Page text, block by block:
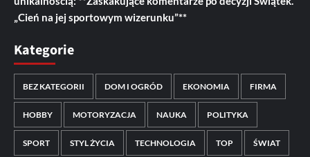
„Cień na jej sportowym wizerunku”**
Kategorie
BEZ KATEGORII DOM I OGRÓD EKONOMIA FIRMA
HOBBY MOTORYZACJA NAUKA POLITYKA
SPORT STYL ŻYCIA TECHNOLOGIA TOP ŚWIAT